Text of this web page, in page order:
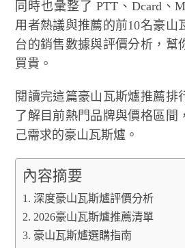
同時也彙整了 PTT、Dcard、
用者熱議與推薦的前10名豪山
台的銷售數據與評價分析，幫
買貴。
閱讀完這篇豪山瓦斯爐推薦排
了解目前熱門品牌與價格區間
己需求的豪山瓦斯爐。
內容摘要
深度豪山瓦斯爐評價分析
2026豪山瓦斯爐推薦清單
豪山瓦斯爐選購指南